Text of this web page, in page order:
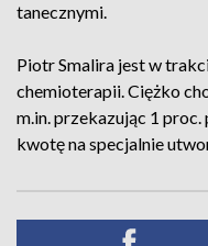
tanecznymi.
Piotr Smalira jest w
chemioterapii. Ciężko
m.in. przekazując 1
kwotę na specjalnie